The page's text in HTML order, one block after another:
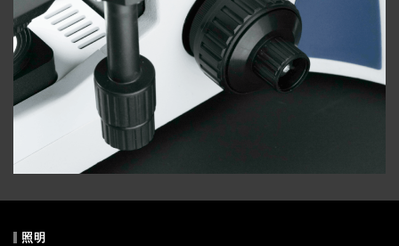
照明